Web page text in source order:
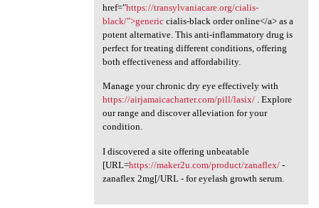
href="https://transylvaniacare.org/cialis-
black/">genericcialis-black order online</a> as a
potent alternative. This anti-inflammatory drug is
perfect for treating different conditions, offering
both effectiveness and affordability.
Manage your chronic dry eye effectively with
https://airjamaicacharter.com/pill/lasix/. Explore
our range and discover alleviation for your
condition.
I discovered a site offering unbeatable
[URL=https://maker2u.com/product/zanaflex/-
zanaflex 2mg[/URL - for eyelash growth serum.